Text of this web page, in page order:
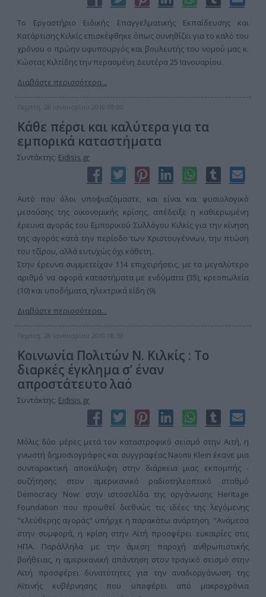
Το Εργαστήριο Ειδικής Επαγγελματικής Εκπαίδευσης και
Κατάρτισης Κιλκίς επισκέφθηκε όπως συνηθίζει για το καλό του
χρόνου ο πρώην υφυπουργός και βουλευτής του νομού μας κ.
Κώστας Κιλτίδης την περασμένη Δευτέρα 25 Ιανουαρίου.
Διαβάστε περισσότερα...
Πέμπτη, 28 Ιανουαρίου 2010 09:00
Κάθε πέρσι και καλύτερα για τα
εμπορικά καταστήματα
Συντάκτης: Eidisis.gr
Αυτό που όλοι υποψιαζόμαστε, και είναι και φυσιολογικό
μεσούσης της οικονομικής κρίσης, απέδειξε η καθιερωμένη
έρευνα αγοράς του Εμπορικού Συλλόγου Κιλκίς για την κίνηση
της αγοράς κατά την περίοδο των Χριστουγέννων, την πτώση
του τζίρου, αλλά ευτυχώς όχι κάθετη.
Στην έρευνα συμμετείχαν 114 επιχειρήσεις, με τα μεγαλύτερο
αριθμό να αφορά καταστήματα με ενδύματα (35), κρεοπωλεία
(10) και υποδήματα, ηλεκτρικά είδη (9).
Διαβάστε περισσότερα...
Πέμπτη, 28 Ιανουαρίου 2010 08:59
Κοινωνία Πολιτών Ν. Κιλκίς : Το
διαρκές έγκλημα σ’ έναν
απροστάτευτο λαό
Συντάκτης: Eidisis.gr
Μόλις δύο μέρες μετά τον καταστροφικό σεισμό στην Αιτή, η
γνωστή δημοσιογράφος και συγγραφέας Naomi Klein έκανε μια
συνταρακτική αποκάλυψη στην διάρκεια μιας εκπομπής -
συζήτησης στον αμερικανικό ραδιοτηλεοπτικό σταθμό
Democracy Now: στην ιστοσελίδα της οργάνωσης Heritage
Foundation που προωθεί διεθνώς τις ιδέες της λεγόμενης
"ελεύθερης αγοράς" υπήρχε η παρακάτω ανάρτηση: "Ανάμεσα
στην συμφορά, η κρίση στην Αϊτή προσφέρει ευκαιρίες στις
ΗΠΑ. Παράλληλα με την άμεση παροχή ανθρωπιστικής
βοήθειας, η αμερικανική απάντηση στον τραγικό σεισμό στην
Αϊτή προσφέρει δυνατότητες για την αναδιοργάνωση της
Αϊτινής κυβέρνησης που υποφέρει από μακροχρόνια